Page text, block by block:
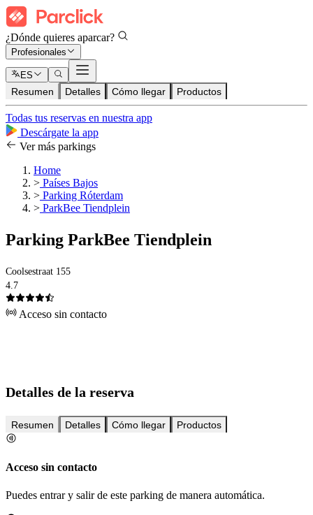
¿Dónde quieres aparcar?
Profesionales
ES
Resumen Detalles Cómo llegar Productos
Todas tus reservas en nuestra app
Descárgate la app
Ver más parkings
Home
> Países Bajos
> Parking Róterdam
> ParkBee Tiendplein
Parking ParkBee Tiendplein
Coolsestraat 155
4.7
Acceso sin contacto
Detalles de la reserva
Resumen Detalles Cómo llegar Productos
Acceso sin contacto
Puedes entrar y salir de este parking de manera automática.